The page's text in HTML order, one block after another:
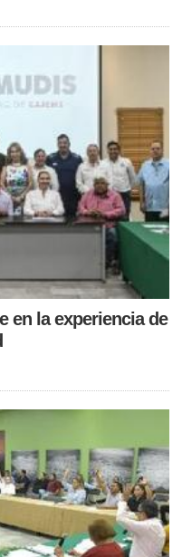
en la experiencia de